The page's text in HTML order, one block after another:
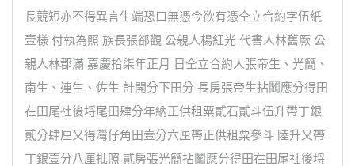
長競短亦不得異言生端恐口無憑今欲有憑仝立合約字伍紙
壹樣 付執為照 族長張郤觀 公親人楊紅光 代書人林舊厥 公
親人林郡滿 嘉慶拾柒年正月 日仝立合約人張帝生、光簡、
南生、連生、佐生 計開分下田分 長房張帝生拈鬮應分得田
在田尾社後埒尾田肆分年納正供租粟貳石貳斗伍升帶丁銀
貳分肆厘又得灣仔角田壹分六厘帶正供租粟參斗 陸升又帶
丁銀壹分八厘批照 貳房張光簡拈鬮應分得田在田尾社後埒